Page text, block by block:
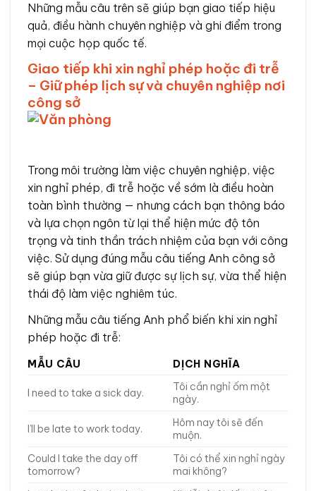
Những mẫu câu trên sẽ giúp bạn giao tiếp hiệu
quả, điều hành chuyên nghiệp và ghi điểm trong
mọi cuộc họp quốc tế.
Giao tiếp khi xin nghỉ phép hoặc đi trễ
– Giữ phép lịch sự và chuyên nghiệp nơi
công sở
Trong môi trường làm việc chuyên nghiệp, việc
xin nghỉ phép, đi trễ hoặc về sớm là điều hoàn
toàn bình thường — nhưng cách bạn thông báo
và lựa chọn ngôn từ lại thể hiện mức độ tôn
trọng và tinh thần trách nhiệm của bạn với công
việc. Sử dụng đúng mẫu câu tiếng Anh công sở
sẽ giúp bạn vừa giữ được sự lịch sự, vừa thể hiện
thái độ làm việc nghiêm túc.
Những mẫu câu tiếng Anh phổ biến khi xin nghỉ
phép hoặc đi trễ:
MẪU CÂU DỊCH NGHĨA
I need to take a sick day.
Tôi cần nghỉ ốm một
ngày.
I’ll be late to work today.
Hôm nay tôi sẽ đến
muộn.
Could I take the day off
tomorrow?
Tôi có thể xin nghỉ ngày
mai không?